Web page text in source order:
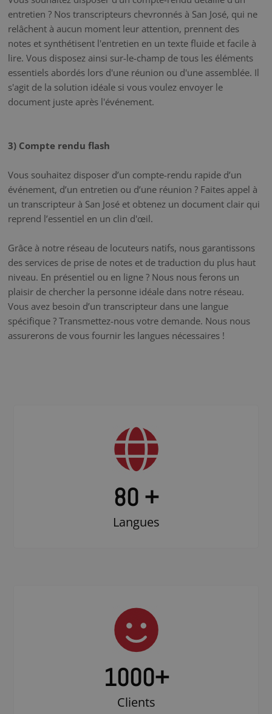
entretien ? Nos transcripteurs chevronnés à San José, qui ne
relâchent à aucun moment leur attention, prennent des
notes et synthétisent l'entretien en un texte fluide et facile à
lire. Vous disposez ainsi sur-le-champ de tous les éléments
essentiels abordés lors d'une réunion ou d'une assemblée. Il
s'agit de la solution idéale si vous voulez envoyer le
document juste après l'événement.
3) Compte rendu flash
Vous souhaitez disposer d’un compte-rendu rapide d’un
événement, d’un entretien ou d’une réunion ? Faites appel à
un transcripteur à San José et obtenez un document clair qui
reprend l’essentiel en un clin d'œil.
Grâce à notre réseau de locuteurs natifs, nous garantissons
des services de prise de notes et de traduction du plus haut
niveau. En présentiel ou en ligne ? Nous nous ferons un
plaisir de chercher la personne idéale dans notre réseau.
Vous avez besoin d’un transcripteur dans une langue
spécifique ? Transmettez-nous votre demande. Nous nous
assurerons de vous fournir les langues nécessaires !
80 +
Langues
1000+
Clients